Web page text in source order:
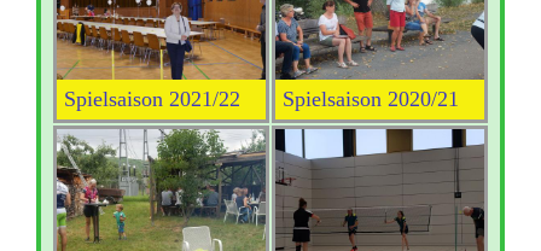
Spielsaison 2021/22 Spielsaison 2020/21